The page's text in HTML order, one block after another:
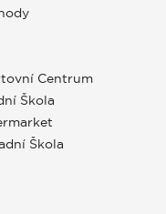
Centrum
Škola
Škola